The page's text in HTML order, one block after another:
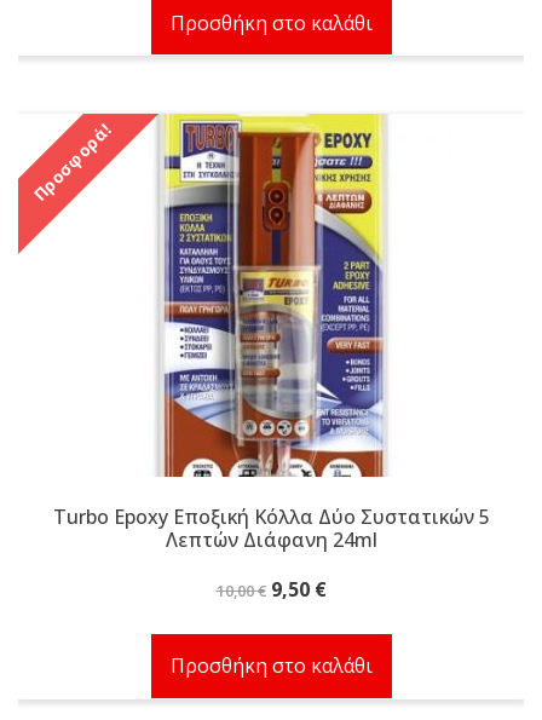
Προσθήκη στο καλάθι
Προσφορά!
Turbo Epoxy Εποξική Κόλλα Δύο Συστατικών 5
Λεπτών Διάφανη 24ml
10,00€ Original
10,00 €.
9,50 €Η
είναι:
9,50 €.
Προσθήκη στο καλάθι